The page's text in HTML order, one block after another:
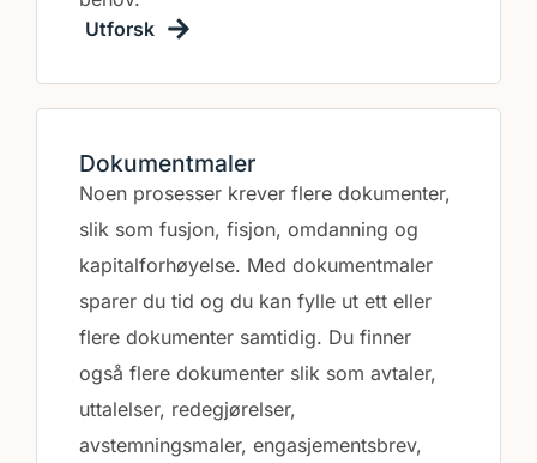
Utforsk
Dokumentmaler
Noen prosesser krever flere dokumenter,
slik som fusjon, fisjon, omdanning og
kapitalforhøyelse. Med dokumentmaler
sparer du tid og du kan fylle ut ett eller
flere dokumenter samtidig. Du finner
også flere dokumenter slik som avtaler,
uttalelser, redegjørelser,
avstemningsmaler, engasjementsbrev,